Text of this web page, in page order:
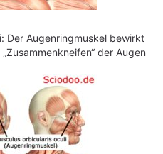
Der Augenringmuskel bewirkt
der Augen